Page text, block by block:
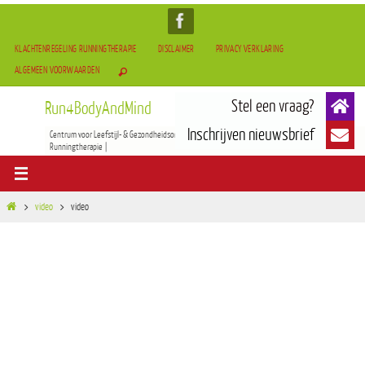
KLACHTENREGELING RUNNINGTHERAPIE DISCLAIMER
PRIVACY VERKLARING
ALGEMEEN VOORWAARDEN
Run4BodyAndMind
Centrum voor Leefstijl- & Gezondheidsontwikkeling | BOCAM Therapie(TCM) | Tai-Chi & Qigong |
Runningtherapie |
video video